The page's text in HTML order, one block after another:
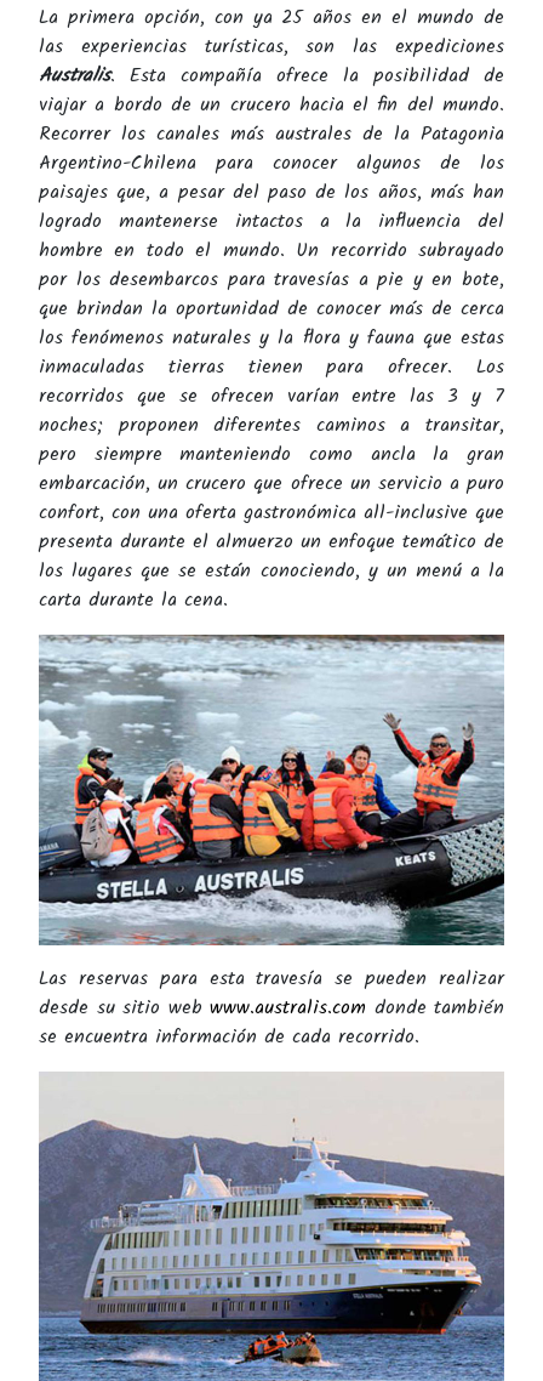
La primera opción, con ya 25 años en el mundo de
las experiencias turísticas, son las expediciones
Australis. Esta compañía ofrece la posibilidad de
viajar a bordo de un crucero hacia el fin del mundo.
Recorrer los canales más australes de la Patagonia
Argentino-Chilena para conocer algunos de los
paisajes que, a pesar del paso de los años, más han
logrado mantenerse intactos a la influencia del
hombre en todo el mundo. Un recorrido subrayado
por los desembarcos para travesías a pie y en bote,
que brindan la oportunidad de conocer más de cerca
los fenómenos naturales y la flora y fauna que estas
inmaculadas tierras tienen para ofrecer. Los
recorridos que se ofrecen varían entre las 3 y 7
noches; proponen diferentes caminos a transitar,
pero siempre manteniendo como ancla la gran
embarcación, un crucero que ofrece un servicio a puro
confort, con una oferta gastronómica all-inclusive que
presenta durante el almuerzo un enfoque temático de
los lugares que se están conociendo, y un menú a la
carta durante la cena.
Las reservas para esta travesía se pueden realizar
desde su sitio web www.australis.com donde también
se encuentra información de cada recorrido.